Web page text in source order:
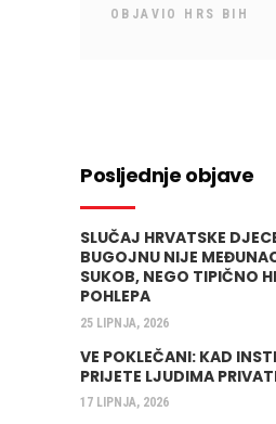
OBJAVIO HRS BIH
Posljednje objave
SLUČAJ HRVATSKE
BUGOJNU NIJE
SUKOB, NEGO TIPIČNO
POHLEPA
25 LIPNJA, 2026
VE POKLEČANI: KAD
PRIJETE LJUDIMA
17 LIPNJA, 2026